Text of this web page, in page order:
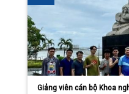
Giảng viên cán bộ Khoa